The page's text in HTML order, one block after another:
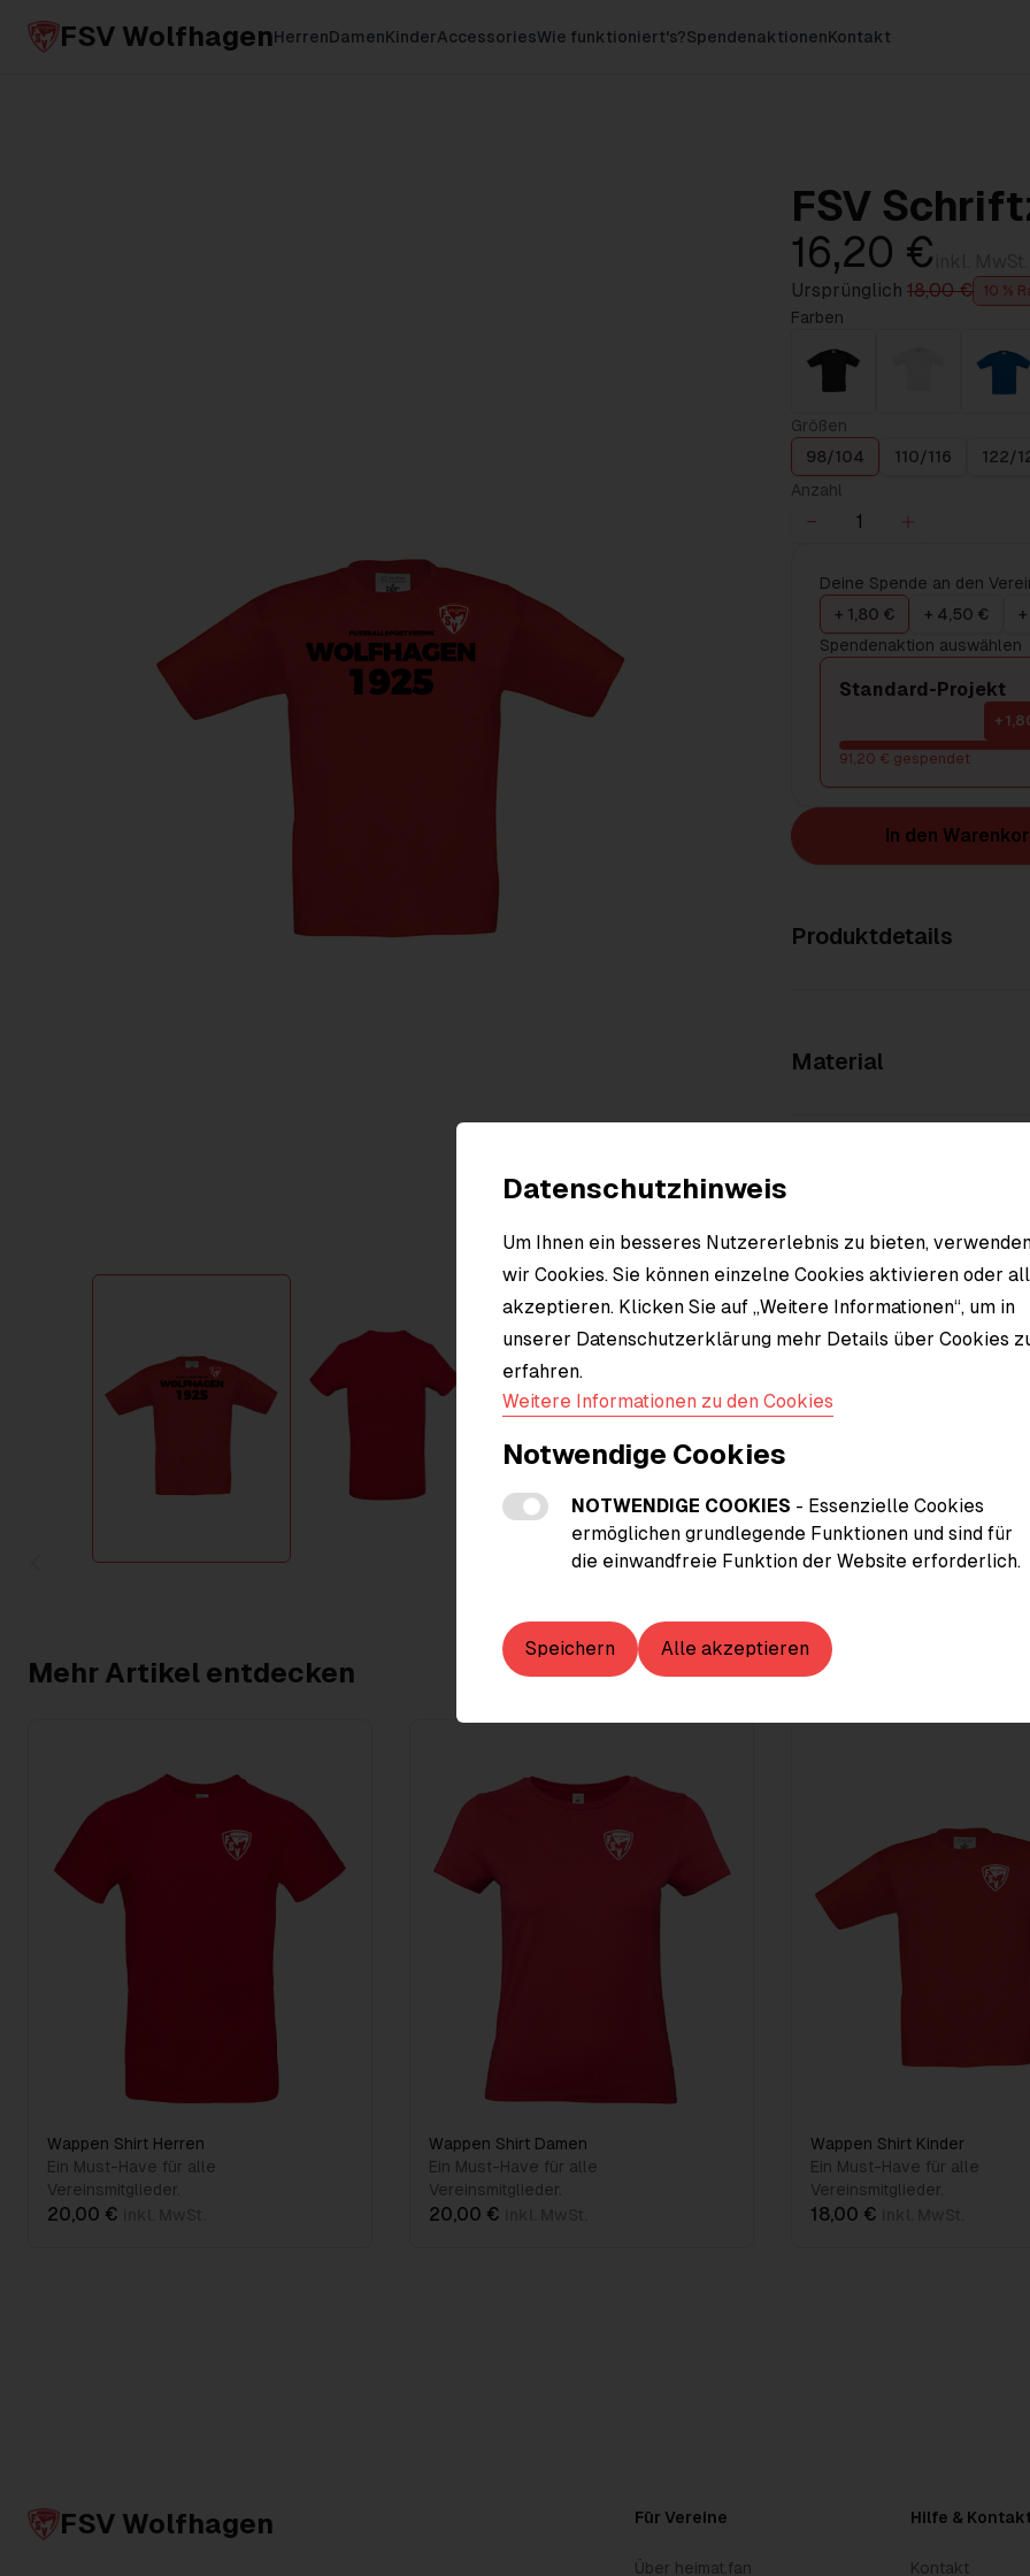
Datenschutzhinweis
Um Ihnen ein besseres Nutzererlebnis zu bieten,
wir Cookies. Sie können einzelne Cookies aktivieren oder
akzeptieren. Klicken Sie auf „Weitere Informationen“, um in
unserer Datenschutzerklärung mehr Details über Cookies
erfahren.
Weitere Informationen zu den Cookies
Notwendige Cookies
NOTWENDIGE COOKIES - Essenzielle Cookies
ermöglichen grundlegende Funktionen und sind für
die einwandfreie Funktion der Website erforderlich.
Speichern Alle akzeptieren
FSV WolfhagenHerrenDamenKinderAccessoriesWie funktioniert's?SpendenaktionenKontakt
FSV
16,20 €
Ursprünglich 18,00 € 10 %
Farben
Größen
98/104
110/116 122/
Anzahl
Deine Spende an den
+ 1,80 €
+ 4,50 €
Spendenaktion auswählen
Standard-Projekt
+
91,20 € gespendet
In den
Produktdetails
Material
Mehr Artikel entdecken
Wappen Shirt Herren
Ein Must-Have für alle
Vereinsmitglieder.
20,00 €
Wappen Shirt Damen
Ein Must-Have für alle
Vereinsmitglieder.
20,00 €
Wappen Shirt Kinder
Ein Must-Have für alle
Vereinsmitglieder.
18,00 €
FSV Wolfhagen Für Vereine
Über heimat.fan
Hilfe &
Kontakt